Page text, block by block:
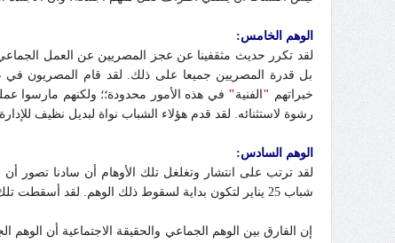
الوهم الخامس:
بل قدرة المصريين جميعا على ذلك. لقد قام المصريون في
خبراتهم " الفنية" في هذه الأمور محدودة؛؛ ولكنهم مارسوا
رشوة لاستثنائه. لقد قدم هؤلاء الشباب نواة لبديل نظيف
الوهم السادس:
لقد ترتب على انتشار وتغلغل تلك الأوهام أن سادنا تصور
شباب 25 يناير لتكون بداية لسقوط ذلك الوهم. لقد أسقطت تلك الثورة حاجز الخوف ورأت عيون المصريين شبابهم يمارسون في الشوارع استعدادهم لدفع ثمن التغيير مهما كان باهظا.
إن الفارق بين الوهم الجماعي والحقيقة الاجتماعية أن